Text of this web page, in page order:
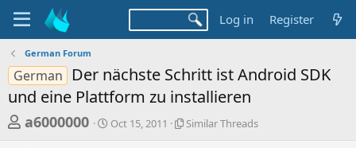
Log in Register
German Forum
German
Der nächste Schritt ist Android SDK
und eine Plattform zu installieren
T
a6000000
S
Oct 15, 2011
S
Similar Threads